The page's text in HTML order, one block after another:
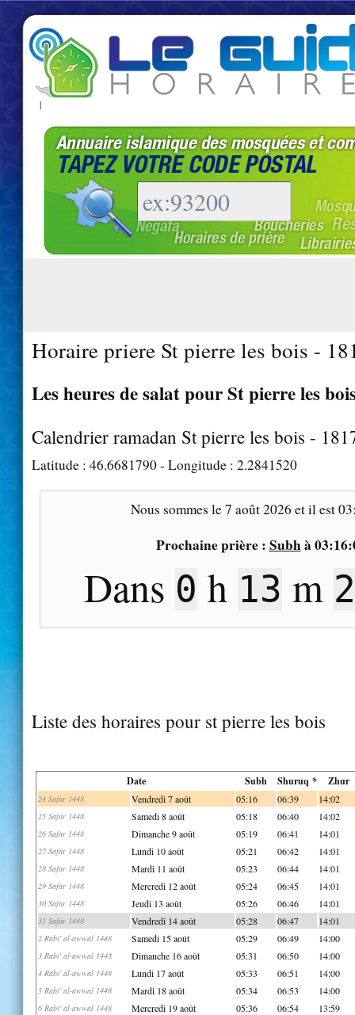
|
Horaire priere St pierre les bois -
Les heures de salat pour St pierre les
Calendrier ramadan St pierre les bois -
Latitude : 46.6681790- Longitude : 2.2841520
Nous sommes le7 août 2026 et il est
Prochaine prière : Subhà
Dans 0 h 13 m
Liste des horaires pour st pierre les bois
Date Subh Shuruq * Zhur
24 Safar 1448 Vendredi 7 août 05:16 06:39 14:02
25 Safar 1448 Samedi 8 août 05:18 06:40 14:02
26 Safar 1448 Dimanche 9 août 05:19 06:41 14:01
27 Safar 1448 Lundi 10 août 05:21 06:42 14:01
28 Safar 1448 Mardi 11 août 05:23 06:44 14:01
29 Safar 1448 Mercredi 12 août 05:24 06:45 14:01
30 Safar 1448 Jeudi 13 août 05:26 06:46 14:01
31 Safar 1448 Vendredi 14 août 05:28 06:47 14:01
2 Rabi' al-awwal 1448 Samedi 15 août 05:29 06:49 14:00
3 Rabi' al-awwal 1448 Dimanche 16 août 05:31 06:50 14:00
4 Rabi' al-awwal 1448 Lundi 17 août 05:33 06:51 14:00
5 Rabi' al-awwal 1448 Mardi 18 août 05:34 06:53 14:00
6 Rabi' al-awwal 1448 Mercredi 19 août 05:36 06:54 13:59